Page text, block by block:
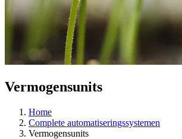
Vermogensunits
Home
Complete automatiseringssystemen
Vermogensunits